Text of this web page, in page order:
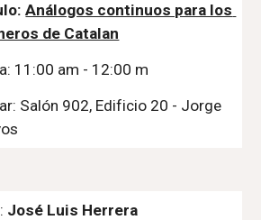
Análogos continuos para los
de Catalan
11:00 am - 12:00 m
Salón 902, Edificio 20 - Jorge
José Luis Herrera